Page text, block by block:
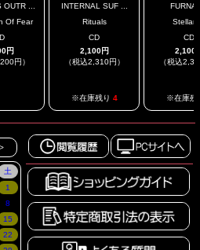
...
Of Fear
円
円）
INTERNAL SUF ...
Rituals
CD
2,100円
（税込2,310円）
※在庫残り 4
CD
2,100
（税込
※在庫残